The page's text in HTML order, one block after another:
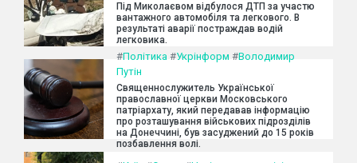
Під Миколаєвом відбулося ДТП за участю
вантажного автомобіля та легкового. В
результаті аварії постраждав водій
легковика.
#Політика #Укрінформ #Володимир
Путін
Священнослужитель Української
православної церкви Московського
патріархату, який передавав інформацію
про розташування військових підрозділів
на Донеччині, був засуджений до 15 років
позбавлення волі.